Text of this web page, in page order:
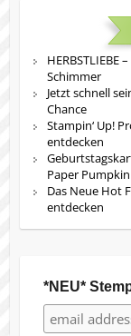
Schimmer
Jetzt schnell
Chance
Stampin‘ Up!
entdecken
Paper Pumpkin
Das Neue Hot
entdecken
*NEU*